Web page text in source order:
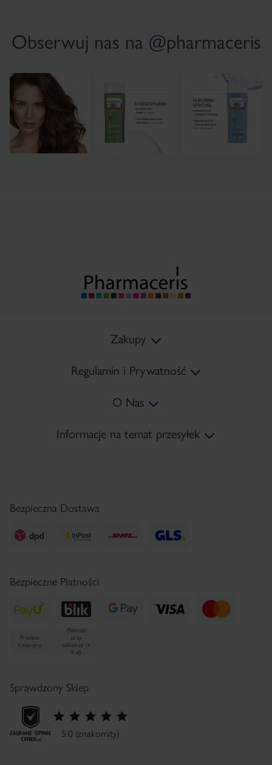
×
Obserwuj nas na @pharmaceris
Zakupy
Koszty Dostawy
Metody Płatności
Zwroty
Regulamin i Prywatność
Regulamin
Polityka prywatności
O Nas
Mapa Strony
Informacje na temat przesyłek
Bezpieczna Dostawa
Bezpieczne Płatności
Przelew
tradycyjny
Płatność
przy
odbiorze (+
9 zł)
Sprawdzony Sklep
5.0 (znakomity)